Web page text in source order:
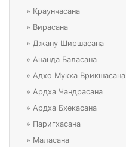
» Краунчасана
» Вирасана
» Джану Ширшасана
» Ананда Баласана
» Адхо Мукха Врикшасана
» Ардха Чандрасана
» Ардха Бхекасана
» Паригхасана
» Маласана